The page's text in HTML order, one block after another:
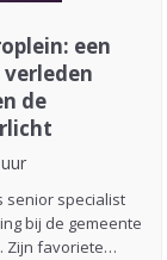
een
de
senior specialist
bij de gemeente
Zijn favoriete…